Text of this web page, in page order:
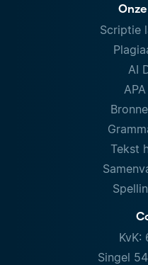
Scriptie
AI
Tekst
KvK:
Singel